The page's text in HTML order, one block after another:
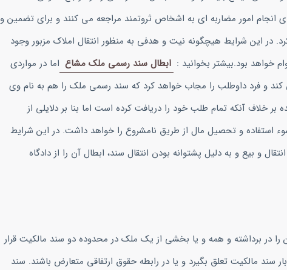
انجام امور مضاربه ای به اشخاص ثروتمند مراجعه می کنند و برای تضمین و
در این شرایط هیچگونه نیت و هدفی به منظور انتقال املاک مزبور وجود
خواهد بود.بیشتر بخوانید : ابطال سند رسمی ملک مشاع اما در مواردی
و فرد داوطلب را مجاب خواهد کرد که سند رسمی ملک را هم به نام وی
خلاف آنکه تمام طلب خود را دریافت کرده است اما بنا بر دلایلی از
استفاده و تحصیل مال از طریق نامشروع را خواهد داشت. در این شرایط
و بیع و به دلیل پشتوانه بودن انتقال سند، ابطال آن را از دادگاه
برداشته و همه و یا بخشی از یک ملک در محدوده دو سند مالکیت قرار
مالکیت تعلق بگیرد و یا در رابطه حقوق ارتفاقی متعارض باشند. سند